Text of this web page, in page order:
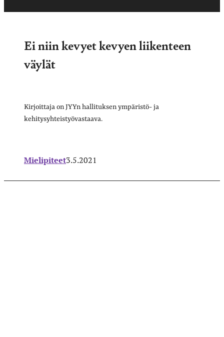
Ei niin kevyet kevyen liikenteen
väylät
Kirjoittaja on JYYn hallituksen ympäristö- ja
kehitysyhteistyövastaava.
Mielipiteet3.5.2021